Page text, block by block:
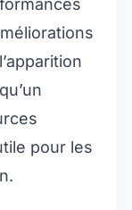
pour les